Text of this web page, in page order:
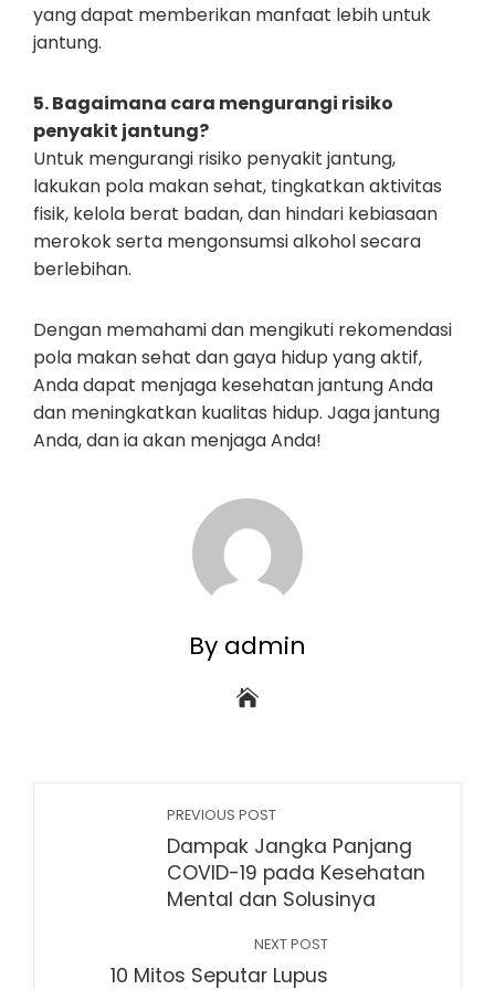
yang dapat memberikan manfaat lebih untuk
jantung.
5. Bagaimana cara mengurangi risiko
penyakit jantung?
Untuk mengurangi risiko penyakit jantung,
lakukan pola makan sehat, tingkatkan aktivitas
fisik, kelola berat badan, dan hindari kebiasaan
merokok serta mengonsumsi alkohol secara
berlebihan.
Dengan memahami dan mengikuti rekomendasi
pola makan sehat dan gaya hidup yang aktif,
Anda dapat menjaga kesehatan jantung Anda
dan meningkatkan kualitas hidup. Jaga jantung
Anda, dan ia akan menjaga Anda!
By admin
PREVIOUS POST
Dampak Jangka Panjang
COVID-19 pada Kesehatan
Mental dan Solusinya
NEXT POST
10 Mitos Seputar Lupus